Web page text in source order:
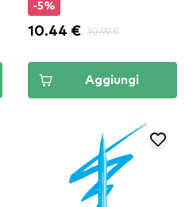
-5%
10.44 € 10.99 €
Aggiungi